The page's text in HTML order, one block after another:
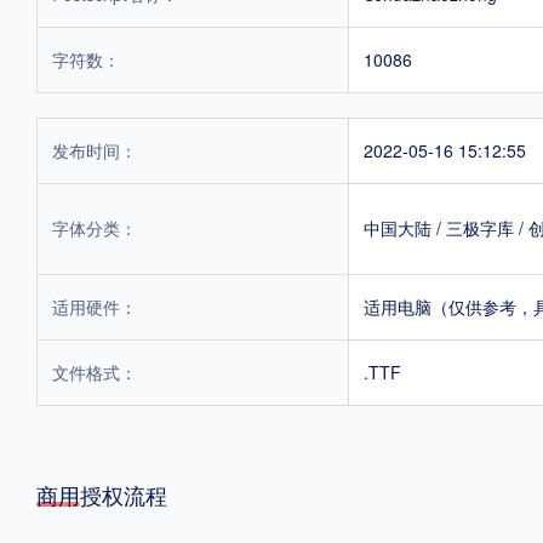
字符数： 10086
发布时间： 2022-05-16 15:12:55
字体分类： 中国大陆 / 三极字库 /
适用硬件： 适用电脑（仅供参考，
文件格式： .TTF
商用授权流程